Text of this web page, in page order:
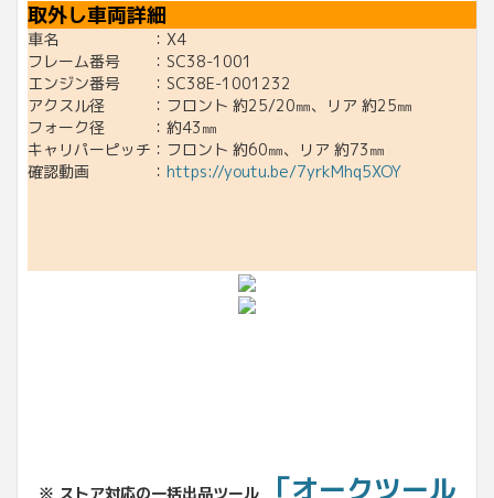
取外し車両詳細
車名 ：X4
フレーム番号 ：SC38-1001
エンジン番号 ：SC38E-1001232
アクスル径 ：フロント 約25/20㎜、リア 約25㎜
フォーク径 ：約43㎜
キャリパーピッチ：フロント 約60㎜、リア 約73㎜
確認動画 ： https://youtu.be/7yrkMhq5XOY
※ ストア対応の一括出品ツール 「オークツール